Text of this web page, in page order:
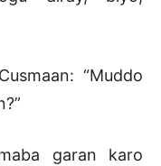
“Muddo
garan karo